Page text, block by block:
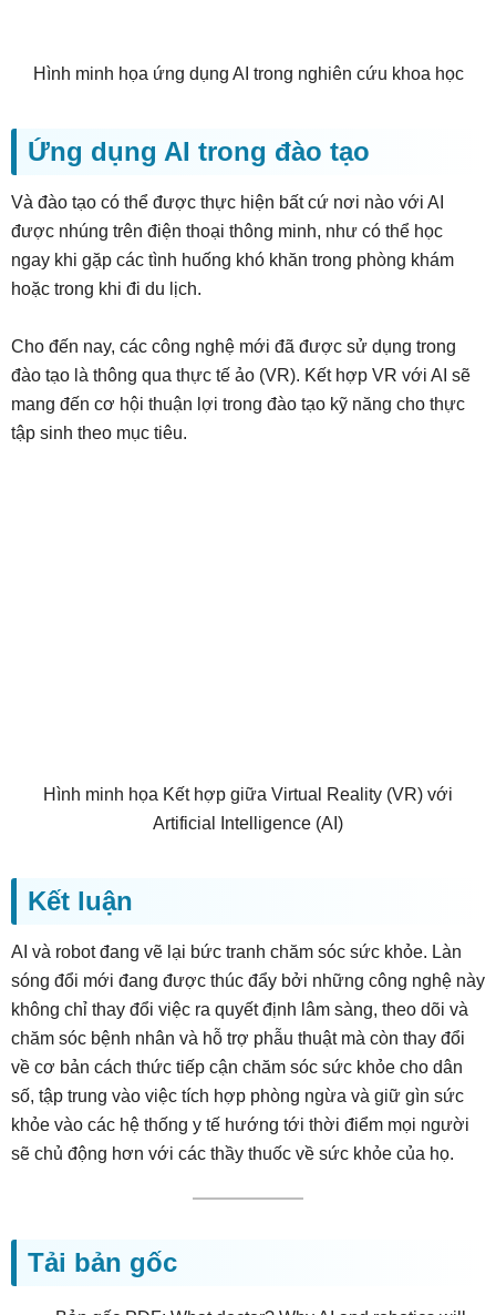
Hình minh họa ứng dụng AI trong nghiên cứu khoa học
Ứng dụng AI trong đào tạo
Và đào tạo có thể được thực hiện bất cứ nơi nào với AI
được nhúng trên điện thoại thông minh, như có thể học
ngay khi gặp các tình huống khó khăn trong phòng khám
hoặc trong khi đi du lịch.
Cho đến nay, các công nghệ mới đã được sử dụng trong
đào tạo là thông qua thực tế ảo (VR). Kết hợp VR với AI sẽ
mang đến cơ hội thuận lợi trong đào tạo kỹ năng cho thực
tập sinh theo mục tiêu.
Hình minh họa Kết hợp giữa Virtual Reality (VR) với
Artificial Intelligence (AI)
Kết luận
AI và robot đang vẽ lại bức tranh chăm sóc sức khỏe. Làn
sóng đổi mới đang được thúc đẩy bởi những công nghệ này
không chỉ thay đổi việc ra quyết định lâm sàng, theo dõi và
chăm sóc bệnh nhân và hỗ trợ phẫu thuật mà còn thay đổi
về cơ bản cách thức tiếp cận chăm sóc sức khỏe cho dân
số, tập trung vào việc tích hợp phòng ngừa và giữ gìn sức
khỏe vào các hệ thống y tế hướng tới thời điểm mọi người
sẽ chủ động hơn với các thầy thuốc về sức khỏe của họ.
Tải bản gốc